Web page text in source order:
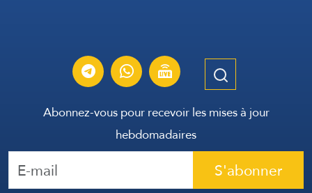
Abonnez-vous pour recevoir les mises à jour
hebdomadaires
S'abonner